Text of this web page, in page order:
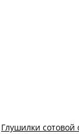
Глушилки сотовой